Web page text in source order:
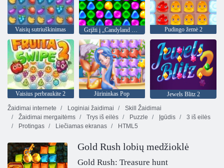
Vaisių sutriuškinimas Grįžti į „Candyland 4“: „Lollipop“ sodas Pudingo žemė 2
Vaisius perbraukite 2 Jūrininkas Pop
Jewels Blitz 2
Žaidimai internete
Loginiai žaidimai
Skill Žaidimai
Žaidimai mergaitėms
Trys iš eilės Puzzle Įgūdis
3 iš eilės
Protingas
Liečiamas ekranas HTML5
Gold Rush lobių medžioklė
Gold Rush: Treasure hunt